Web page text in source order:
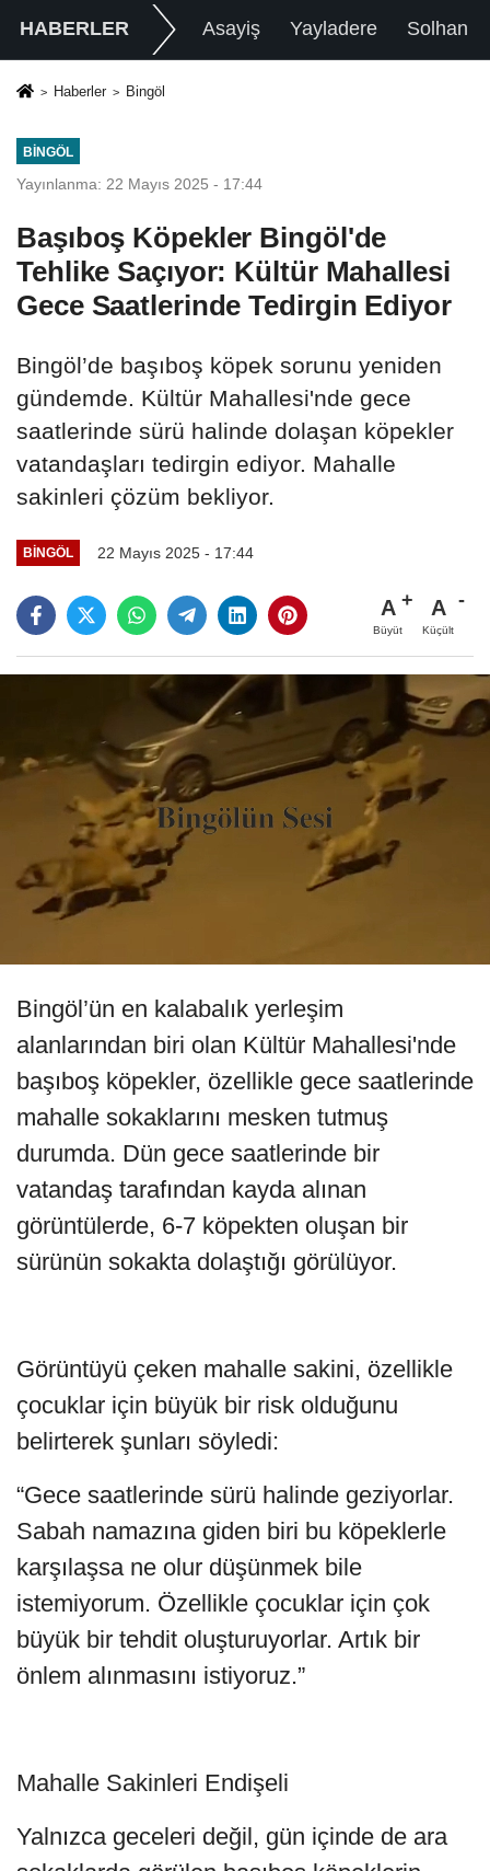
HABERLER Asayiş Yayladere Solhan
Haberler Bingöl
BINGÖL
Yayınlanma: 22 Mayıs 2025 - 17:44
Başıboş Köpekler Bingöl'de
Tehlike Saçıyor: Kültür Mahallesi
Gece Saatlerinde Tedirgin Ediyor
Bingöl’de başıboş köpek sorunu yeniden
gündemde. Kültür Mahallesi'nde gece
saatlerinde sürü halinde dolaşan köpekler
vatandaşları tedirgin ediyor. Mahalle
sakinleri çözüm bekliyor.
BINGÖL 22 Mayıs 2025 - 17:44
A
Büyüt
A
Küçült
Bingöl’ün en kalabalık yerleşim
alanlarından biri olan Kültür Mahallesi'nde
başıboş köpekler, özellikle gece saatlerinde
mahalle sokaklarını mesken tutmuş
durumda. Dün gece saatlerinde bir
vatandaş tarafından kayda alınan
görüntülerde, 6-7 köpekten oluşan bir
sürünün sokakta dolaştığı görülüyor.
Görüntüyü çeken mahalle sakini, özellikle
çocuklar için büyük bir risk olduğunu
belirterek şunları söyledi:
“Gece saatlerinde sürü halinde geziyorlar.
Sabah namazına giden biri bu köpeklerle
karşılaşsa ne olur düşünmek bile
istemiyorum. Özellikle çocuklar için çok
büyük bir tehdit oluşturuyorlar. Artık bir
önlem alınmasını istiyoruz.”
Mahalle Sakinleri Endişeli
Yalnızca geceleri değil, gün içinde de ara